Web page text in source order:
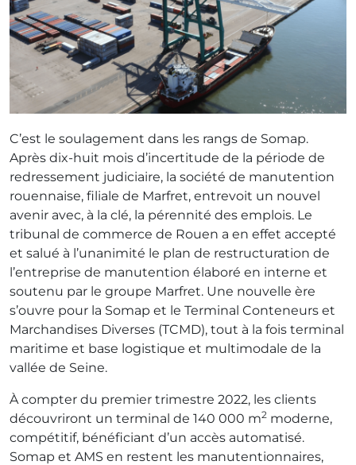
C’est le soulagement dans les rangs de Somap.
Après dix-huit mois d’incertitude de la période de
redressement judiciaire, la société de manutention
rouennaise, filiale de Marfret, entrevoit un nouvel
avenir avec, à la clé, la pérennité des emplois. Le
tribunal de commerce de Rouen a en effet accepté
et salué à l’unanimité le plan de restructuration de
l’entreprise de manutention élaboré en interne et
soutenu par le groupe Marfret. Une nouvelle ère
s’ouvre pour la Somap et le Terminal Conteneurs et
Marchandises Diverses (TCMD), tout à la fois terminal
maritime et base logistique et multimodale de la
vallée de Seine.
À compter du premier trimestre 2022, les clients
découvriront un terminal de 140 000 m2 moderne,
compétitif, bénéficiant d’un accès automatisé.
Somap et AMS en restent les manutentionnaires,